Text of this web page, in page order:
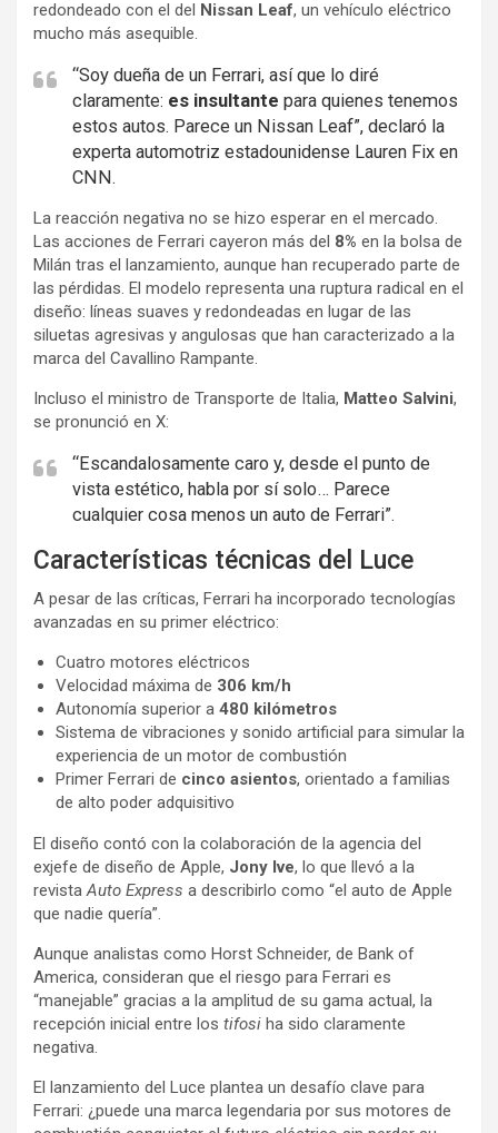
redondeado con el del Nissan Leaf, un vehículo eléctrico
mucho más asequible.
“Soy dueña de un Ferrari, así que lo diré
claramente: es insultante para quienes tenemos
estos autos. Parece un Nissan Leaf”, declaró la
experta automotriz estadounidense Lauren Fix en
CNN.
La reacción negativa no se hizo esperar en el mercado.
Las acciones de Ferrari cayeron más del 8% en la bolsa de
Milán tras el lanzamiento, aunque han recuperado parte de
las pérdidas. El modelo representa una ruptura radical en el
diseño: líneas suaves y redondeadas en lugar de las
siluetas agresivas y angulosas que han caracterizado a la
marca del Cavallino Rampante.
Incluso el ministro de Transporte de Italia, Matteo Salvini,
se pronunció en X:
“Escandalosamente caro y, desde el punto de
vista estético, habla por sí solo… Parece
cualquier cosa menos un auto de Ferrari”.
Características técnicas del Luce
A pesar de las críticas, Ferrari ha incorporado tecnologías
avanzadas en su primer eléctrico:
Cuatro motores eléctricos
Velocidad máxima de 306 km/h
Autonomía superior a 480 kilómetros
Sistema de vibraciones y sonido artificial para simular la
experiencia de un motor de combustión
Primer Ferrari de cinco asientos, orientado a familias
de alto poder adquisitivo
El diseño contó con la colaboración de la agencia del
exjefe de diseño de Apple, Jony Ive, lo que llevó a la
revistaAuto Express a describirlo como “el auto de Apple
que nadie quería”.
Aunque analistas como Horst Schneider, de Bank of
America, consideran que el riesgo para Ferrari es
“manejable” gracias a la amplitud de su gama actual, la
recepción inicial entre los tifosi ha sido claramente
negativa.
El lanzamiento del Luce plantea un desafío clave para
Ferrari: ¿puede una marca legendaria por sus motores de